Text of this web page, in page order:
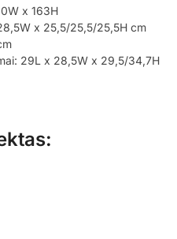
x 163H
x 25,5/25,5/25,5H cm
29L x 28,5W x 29,5/34,7H